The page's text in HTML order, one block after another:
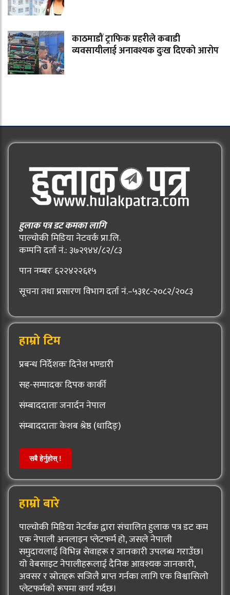
काठमाडौं ट्राफिक प्रहरीले कबाडी
व्यवसायीलाई अनावश्यक दुःख दिएको आरोप
हुलाक पत्र डट कमका लागि
पाल्चोकी मिडिया नेटवर्क प्रा.लि.
कम्पनि दर्ता नं.: ३७२९४४/८२/८३
पान नम्बरः ६२२४२२६१५
सूचना तथा प्रसारण विभाग दर्ता नं.–५३१८-२०८२/२०८३
हाम्रो टिम
प्रबन्ध निर्देशकः दिनेश भण्डारी
सह-सम्पादकः दिपक कार्की
संम्बाददाताः जनार्दन नेपाल
संम्बाददाताः केशब श्रेष्ठ (धादिङ्)
सबै हेर्नुहोस् !
हाम्रो बारे
पाल्चोकी मिडिया नेटर्वक द्वारा संचालित हुलाक पत्र डट कम
एक नेपाली अनलाइन प्लेटफर्म हो, जसले नेपाली
समुदायलाई विभिन्न सेवाहरू र जानकारी उपलब्ध गराउँछ।
यो वेबसाइट नेपालीहरूलाई दैनिक आवश्यक जानकारी,
अवसर र स्रोतहरू सजिलै प्राप्त गर्नका लागि एक विश्वासिलो
प्लेटफर्मको रूपमा कार्य गर्दछ।